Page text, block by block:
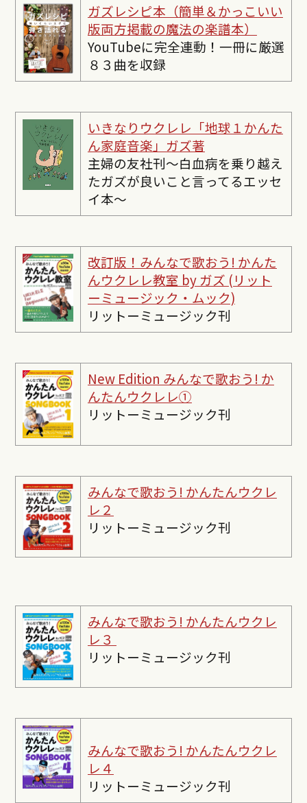
ガズレシピ本（簡単＆かっこいい
版両方掲載の魔法の楽譜本）
YouTubeに完全連動！一冊に厳選
８３曲を収録
いきなりウクレレ「地球１かんた
ん家庭音楽」ガズ著
主婦の友社刊〜白血病を乗り越え
たガズが良いこと言ってるエッセ
イ本〜
改訂版！みんなで歌おう! かんた
んウクレレ教室 by ガズ (リット
ーミュージック・ムック)
リットーミュージック刊
New Edition みんなで歌おう! か
んたんウクレレ①
リットーミュージック刊
みんなで歌おう! かんたんウクレ
レ２
リットーミュージック刊
みんなで歌おう! かんたんウクレ
レ３
リットーミュージック刊
みんなで歌おう! かんたんウクレ
レ４
リットーミュージック刊